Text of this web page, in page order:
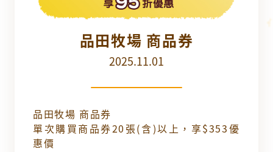
品田牧場 商品券
2025.11.01
品田牧場 商品券
單次購買商品券20張(含)以上，享$353優
惠價